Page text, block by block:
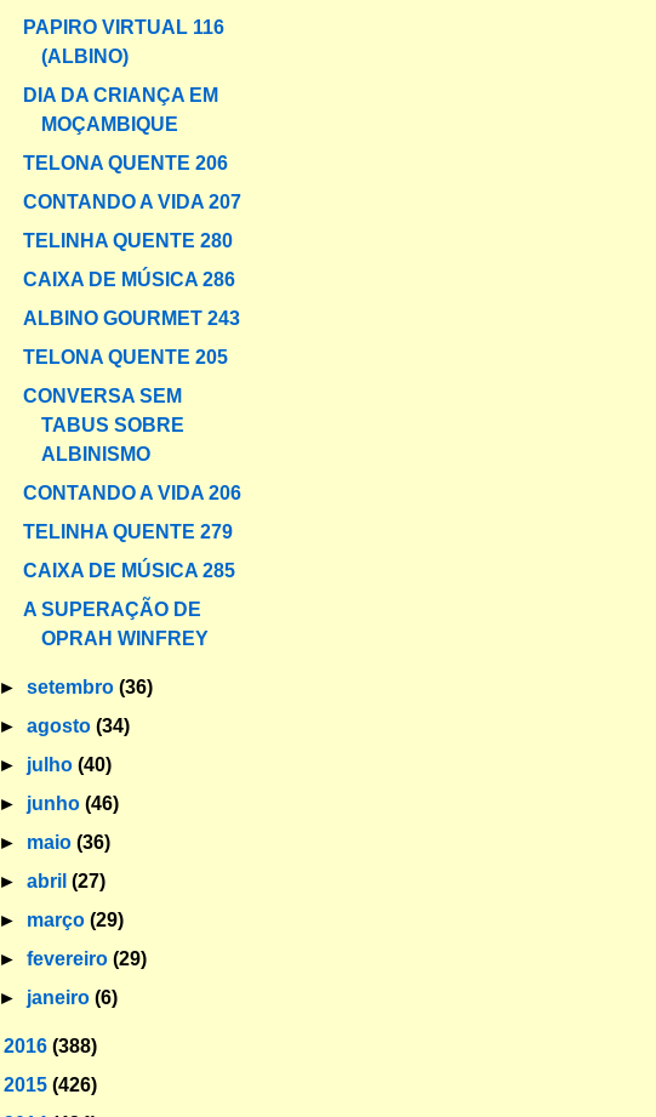
PAPIRO VIRTUAL 116
(ALBINO)
DIA DA CRIANÇA EM
MOÇAMBIQUE
TELONA QUENTE 206
CONTANDO A VIDA 207
TELINHA QUENTE 280
CAIXA DE MÚSICA 286
ALBINO GOURMET 243
TELONA QUENTE 205
CONVERSA SEM
TABUS SOBRE
ALBINISMO
CONTANDO A VIDA 206
TELINHA QUENTE 279
CAIXA DE MÚSICA 285
A SUPERAÇÃO DE
OPRAH WINFREY
►setembro(36)
►agosto(34)
► julho(40)
► junho(46)
► maio(36)
►abril(27)
► março(29)
►fevereiro(29)
► janeiro(6)
2016 (388)
2015 (426)